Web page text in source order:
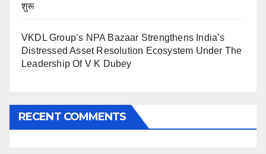
शुरू
VKDL Group’s NPA Bazaar Strengthens India’s
Distressed Asset Resolution Ecosystem Under The
Leadership Of V K Dubey
RECENT COMMENTS